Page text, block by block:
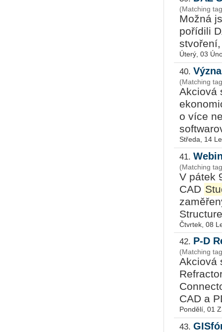
(Matching
Možná
pořídili
Úterý, 03
40.
(Matching
Akciová
o více
Středa, 14
41.
(Matching
V pátek
CAD
Čtvrtek, 08
42. P-D
(Matching
Akciová
CAD a
Pondělí, 01
43.